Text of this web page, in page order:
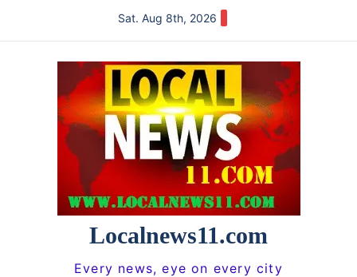
Sat. Aug 8th, 2026
Localnews11.com
Every news, eye on every city